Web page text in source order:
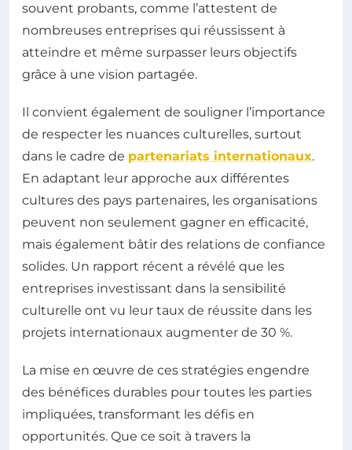
souvent probants, comme l’attestent de
nombreuses entreprises qui réussissent à
atteindre et même surpasser leurs objectifs
grâce à une vision partagée.
Il convient également de souligner l’importance
de respecter les nuances culturelles, surtout
dans le cadre de partenariats internationaux.
En adaptant leur approche aux différentes
cultures des pays partenaires, les organisations
peuvent non seulement gagner en efficacité,
mais également bâtir des relations de confiance
solides. Un rapport récent a révélé que les
entreprises investissant dans la sensibilité
culturelle ont vu leur taux de réussite dans les
projets internationaux augmenter de 30 %.
La mise en œuvre de ces stratégies engendre
des bénéfices durables pour toutes les parties
impliquées, transformant les défis en
opportunités. Que ce soit à travers la